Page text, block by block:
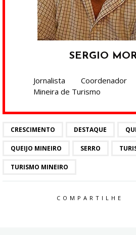
SERGIO
Jornalista
Mineira de Turismo
CRESCIMENTO DESTAQUE
QUEIJO MINEIRO SERRO
TURISMO MINEIRO
COMPARTILHE